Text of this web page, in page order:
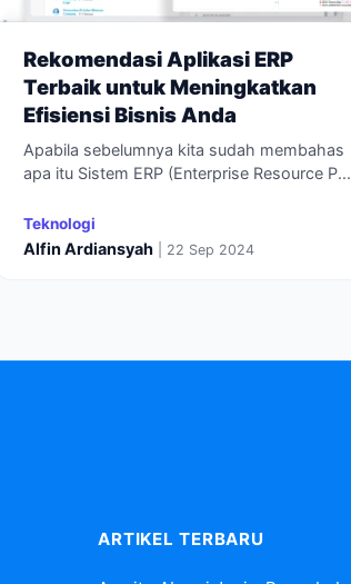
Rekomendasi Aplikasi ERP
Terbaik untuk Meningkatkan
Efisiensi Bisnis Anda
Apabila sebelumnya kita sudah membahas
apa itu Sistem ERP (Enterprise Resource P...
Teknologi
Alfin Ardiansyah | 22 Sep 2024
ARTIKEL TERBARU